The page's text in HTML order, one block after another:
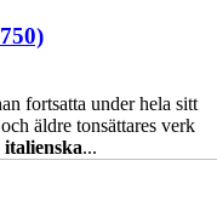
fortsatta under hela sitt
äldre tonsättares verk
italienska...